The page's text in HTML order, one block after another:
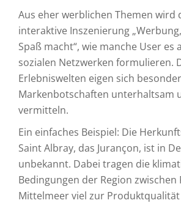
Aus eher werblichen Themen wird
interaktive Inszenierung
Spaß macht“, wie manche User es
sozialen Netzwerken formulieren.
Erlebniswelten eigen sich
Markenbotschaften unterhaltsam
vermitteln.
Ein einfaches Beispiel: Die
Saint Albray, das Jurançon, ist in
unbekannt. Dabei tragen die
Bedingungen der Region zwischen
Mittelmeer viel zur Produktqualität